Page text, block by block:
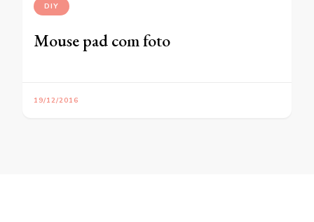
DIY
Mouse pad com foto
19/12/2016